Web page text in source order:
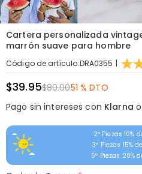
Cartera personalizada
marrón suave para hombre
Código de artículo:DRA0355 |
$39.95$80.0051 % DTO
Pago sin intereses con Klarna
2ª Piezas 10%
3ª Piezas 15%
5ª Piezas 20%